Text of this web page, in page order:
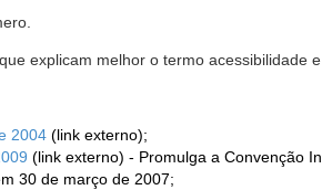
explicam melhor o termo acessibilidade
2004 (link externo);
(link externo) - Promulga a Convenção
30 de março de 2007;